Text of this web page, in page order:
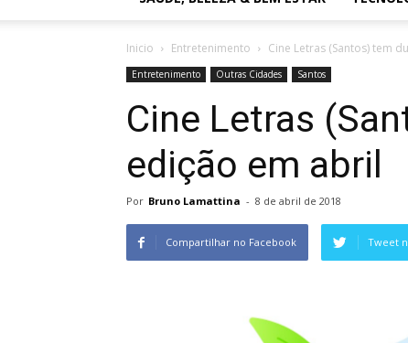
Inicio Entretenimento Cine Letras (Santos) tem
Entretenimento Outras Cidades Santos
Cine Letras
edição em abril
Por Bruno Lamattina - 8 de abril de 2018
Compartilhar no Facebook Tweet